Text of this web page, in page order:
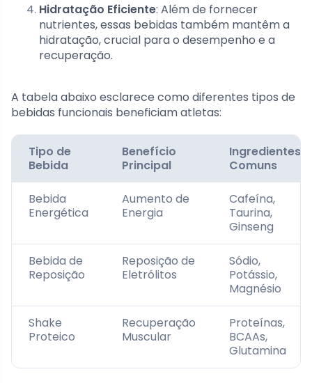
Hidratação Eficiente: Além de fornecer
nutrientes, essas bebidas também mantêm a
hidratação, crucial para o desempenho e a
recuperação.
A tabela abaixo esclarece como diferentes tipos de
bebidas funcionais beneficiam atletas:
Tipo de
Bebida
Benefício
Principal
Ingredientes
Comuns
Bebida
Energética
Aumento de
Energia
Cafeína,
Taurina,
Ginseng
Bebida de
Reposição
Reposição de
Eletrólitos
Sódio,
Potássio,
Magnésio
Shake
Proteico
Recuperação
Muscular
Proteínas,
BCAAs,
Glutamina